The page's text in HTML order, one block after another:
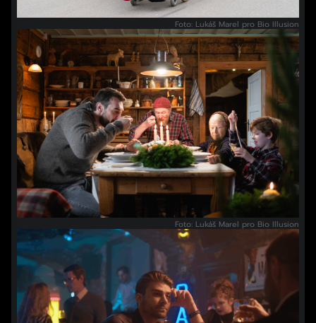
Foto: Lukáš Marel pro Bio Illusion
Foto: Lukáš Marel pro Bio Illusion